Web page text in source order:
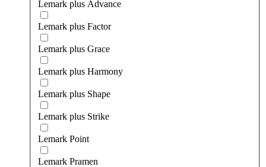
Lemark plus Advance
Lemark plus Factor
Lemark plus Grace
Lemark plus Harmony
Lemark plus Shape
Lemark plus Strike
Lemark Point
Lemark Pramen